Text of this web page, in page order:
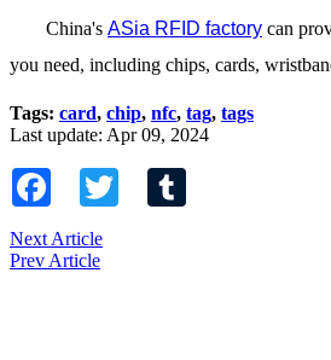
China's ASia RFID factory can
you need, including chips, cards,
Tags: card, chip, nfc, tag, tags
Last update: Apr 09, 2024
Facebook Twitter
Next Article
Prev Article